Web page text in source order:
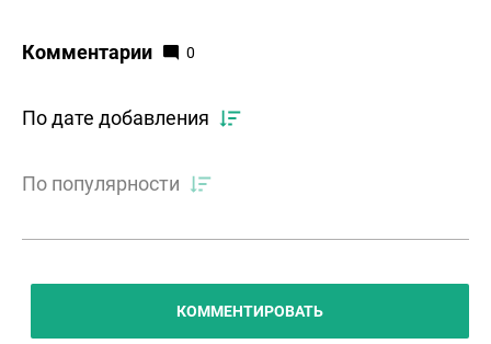
Комментарии 0
По дате добавления
По популярности
КОММЕНТИРОВАТЬ